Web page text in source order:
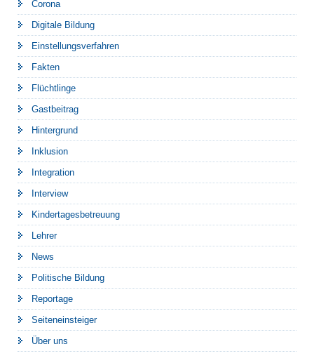
Corona
Digitale Bildung
Einstellungsverfahren
Fakten
Flüchtlinge
Gastbeitrag
Hintergrund
Inklusion
Integration
Interview
Kindertagesbetreuung
Lehrer
News
Politische Bildung
Reportage
Seiteneinsteiger
Über uns